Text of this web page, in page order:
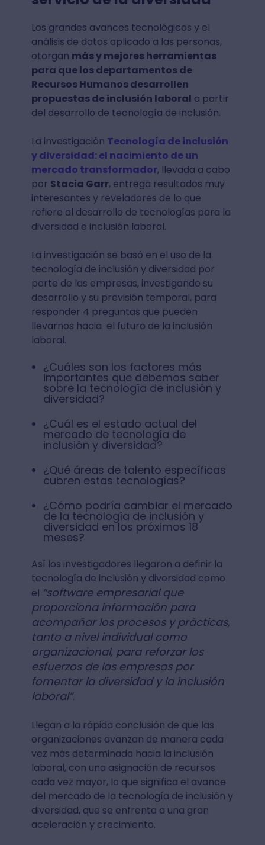
Los grandes avances tecnológicos y el
análisis de datos aplicado a las personas,
otorgan más y mejores herramientas
para que los departamentos de
Recursos Humanos desarrollen
propuestas de inclusión laboral a partir
del desarrollo de tecnología de inclusión.
La investigación Tecnología de inclusión
y diversidad: el nacimiento de un
mercado transformador, llevada a cabo
por Stacia Garr, entrega resultados muy
interesantes y reveladores de lo que
refiere al desarrollo de tecnologías para la
diversidad e inclusión laboral.
La investigación se basó en el uso de la
tecnología de inclusión y diversidad por
parte de las empresas, investigando su
desarrollo y su previsión temporal, para
responder 4 preguntas que pueden
llevarnos hacia el futuro de la inclusión
laboral.
¿Cuáles son los factores más
importantes que debemos saber
sobre la tecnología de inclusión y
diversidad?
¿Cuál es el estado actual del
mercado de tecnología de
inclusión y diversidad?
¿Qué áreas de talento específicas
cubren estas tecnologías?
¿Cómo podría cambiar el mercado
de la tecnología de inclusión y
diversidad en los próximos 18
meses?
Así los investigadores llegaron a definir la
tecnología de inclusión y diversidad como
el “software empresarial que
proporciona información para
acompañar los procesos y prácticas,
tanto a nivel individual como
organizacional, para reforzar los
esfuerzos de las empresas por
fomentar la diversidad y la inclusión
laboral”.
Llegan a la rápida conclusión de que las
organizaciones avanzan de manera cada
vez más determinada hacia la inclusión
laboral, con una asignación de recursos
cada vez mayor, lo que significa el avance
del mercado de la tecnología de inclusión y
diversidad, que se enfrenta a una gran
aceleración y crecimiento.